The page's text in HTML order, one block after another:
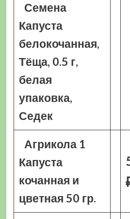
Семена
Капуста
белокочанная,
Тёща, 0.5 г,
белая
упаковка,
Седек
Агрикола 1
Капуста
кочанная и
цветная 50 гр.